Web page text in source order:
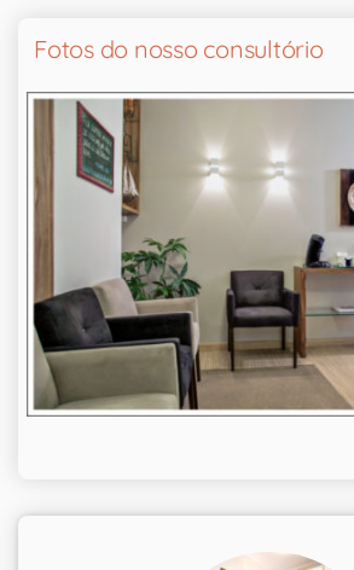
Fotos do nosso consultório